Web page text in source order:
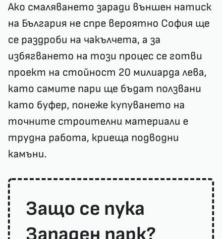
Ако смаляването заради външен натиск
на България не спре вероятно София ще
се раздроби на чакълчета, а за
избягването на този процес се готви
проект на стойност 20 милиарда лева,
като самите пари ще бъдат ползвани
като буфер, понеже купуването на
точните строителни материали е
трудна работа, криеща подводни
камъни.
Защо се пука